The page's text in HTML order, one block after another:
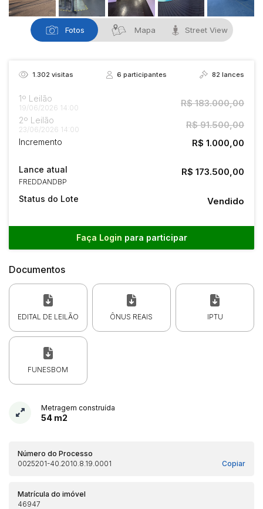
Fotos Mapa Street View
1.302 visitas 6 participantes 82 lances
1º Leilão
19/06/2026 14:00 R$ 183.000,00
2º Leilão
23/06/2026 14:00 R$ 91.500,00
Incremento R$ 1.000,00
Lance atual
FREDDANDBP
R$ 173.500,00
Status do Lote Vendido
Faça Login para participar
Documentos
EDITAL DE LEILÃO ÔNUS REAIS IPTU
FUNESBOM
Metragem construída
54 m2
Número do Processo
0025201-40.2010.8.19.0001
Copiar
Matrícula do imóvel
46947